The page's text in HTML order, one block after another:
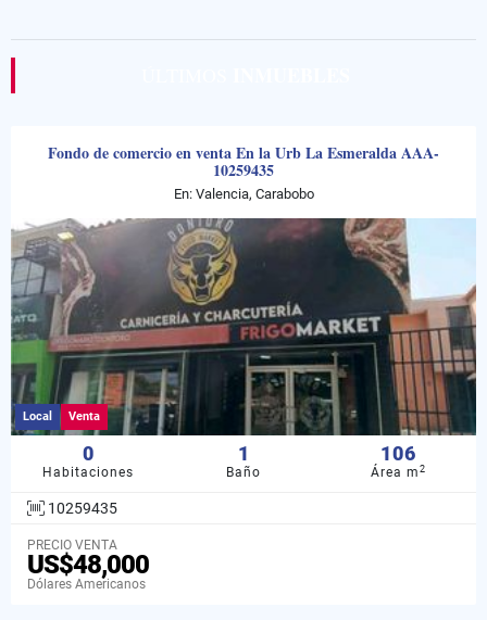
Fondo de comercio en venta En la Urb La Esmeralda AAA-
10259435
En: Valencia, Carabobo
Local Venta
0
Habitaciones
1
Baño
106
Área m2
10259435
PRECIO VENTA
US$48,000
Dólares Americanos